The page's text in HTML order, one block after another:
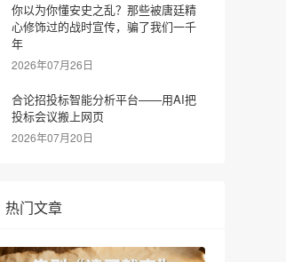
你以为你懂安史之乱？那些被唐廷精
心修饰过的战时宣传，骗了我们一千
年
2026年07月26日
合论招投标智能分析平台——用AI把
投标会议搬上网页
2026年07月20日
热门文章